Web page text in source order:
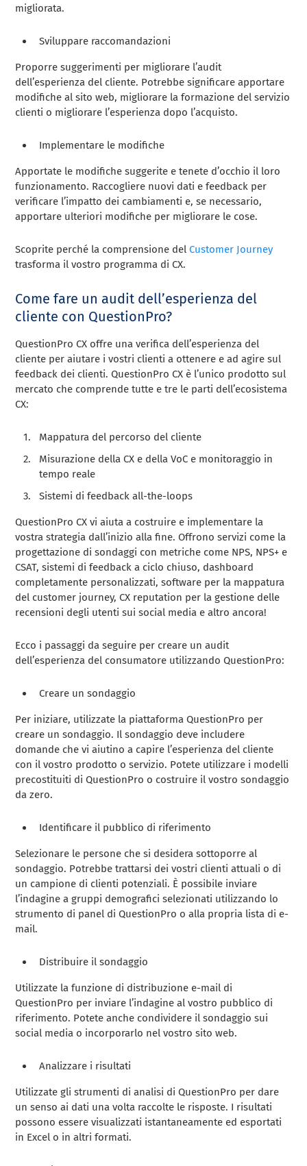
migliorata.
Sviluppare raccomandazioni
Proporre suggerimenti per migliorare l’audit
dell’esperienza del cliente. Potrebbe significare apportare
modifiche al sito web, migliorare la formazione del servizio
clienti o migliorare l’esperienza dopo l’acquisto.
Implementare le modifiche
Apportate le modifiche suggerite e tenete d’occhio il loro
funzionamento. Raccogliere nuovi dati e feedback per
verificare l’impatto dei cambiamenti e, se necessario,
apportare ulteriori modifiche per migliorare le cose.
Scoprite perché la comprensione del Customer Journey
trasforma il vostro programma di CX.
Come fare un audit dell’esperienza del
cliente con QuestionPro?
QuestionPro CX offre una verifica dell’esperienza del
cliente per aiutare i vostri clienti a ottenere e ad agire sul
feedback dei clienti. QuestionPro CX è l’unico prodotto sul
mercato che comprende tutte e tre le parti dell’ecosistema
CX:
Mappatura del percorso del cliente
Misurazione della CX e della VoC e monitoraggio in
tempo reale
Sistemi di feedback all-the-loops
QuestionPro CX vi aiuta a costruire e implementare la
vostra strategia dall’inizio alla fine. Offrono servizi come la
progettazione di sondaggi con metriche come NPS, NPS+ e
CSAT, sistemi di feedback a ciclo chiuso, dashboard
completamente personalizzati, software per la mappatura
del customer journey, CX reputation per la gestione delle
recensioni degli utenti sui social media e altro ancora!
Ecco i passaggi da seguire per creare un audit
dell’esperienza del consumatore utilizzando QuestionPro:
Creare un sondaggio
Per iniziare, utilizzate la piattaforma QuestionPro per
creare un sondaggio. Il sondaggio deve includere
domande che vi aiutino a capire l’esperienza del cliente
con il vostro prodotto o servizio. Potete utilizzare i modelli
precostituiti di QuestionPro o costruire il vostro sondaggio
da zero.
Identificare il pubblico di riferimento
Selezionare le persone che si desidera sottoporre al
sondaggio. Potrebbe trattarsi dei vostri clienti attuali o di
un campione di clienti potenziali. È possibile inviare
l’indagine a gruppi demografici selezionati utilizzando lo
strumento di panel di QuestionPro o alla propria lista di e-
mail.
Distribuire il sondaggio
Utilizzate la funzione di distribuzione e-mail di
QuestionPro per inviare l’indagine al vostro pubblico di
riferimento. Potete anche condividere il sondaggio sui
social media o incorporarlo nel vostro sito web.
Analizzare i risultati
Utilizzate gli strumenti di analisi di QuestionPro per dare
un senso ai dati una volta raccolte le risposte. I risultati
possono essere visualizzati istantaneamente ed esportati
in Excel o in altri formati.